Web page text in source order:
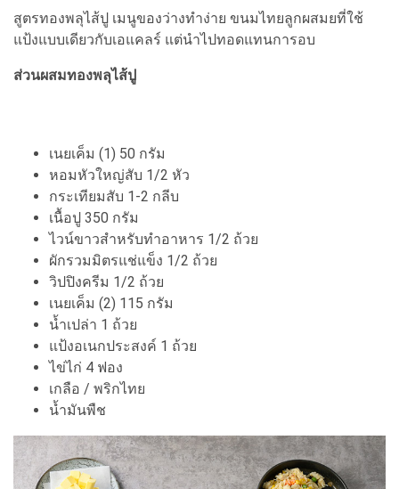
สูตรทองพลุไส้ปู เมนูของว่างทำง่าย ขนมไทยลูกผสมยที่ใช้
แป้งแบบเดียวกับเอแคลร์ แต่นำไปทอดแทนการอบ
ส่วนผสมทองพลุไส้ปู
เนยเค็ม (1) 50 กรัม
หอมหัวใหญ่สับ 1/2 หัว
กระเทียมสับ 1-2 กลีบ
เนื้อปู 350 กรัม
ไวน์ขาวสำหรับทำอาหาร 1/2 ถ้วย
ผักรวมมิตรแช่แข็ง 1/2 ถ้วย
วิปปิงครีม 1/2 ถ้วย
เนยเค็ม (2) 115 กรัม
น้ำเปล่า 1 ถ้วย
แป้งอเนกประสงค์ 1 ถ้วย
ไข่ไก่ 4 ฟอง
เกลือ / พริกไทย
น้ำมันพืช